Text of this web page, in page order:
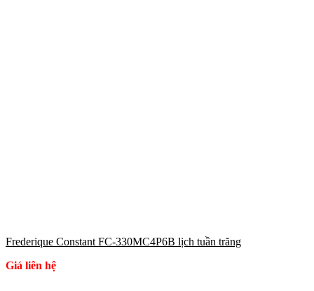
Frederique Constant FC-330MC4P6B lịch tuần trăng
Giá liên hệ